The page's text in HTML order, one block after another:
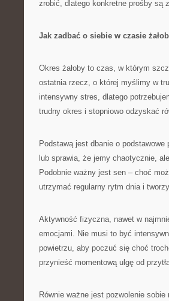
zrobić, dlatego konkretne prośby są
Jak zadbać o siebie w czasie
Okres żałoby to czas, w którym
ostatnia rzecz, o której myślimy w
intensywny stres, dlatego
trudny okres i stopniowo odzyskać
Podstawą jest dbanie o
lub sprawia, że jemy chaotycznie,
Podobnie ważny jest sen – choć
utrzymać regularny rytm dnia i
Aktywność fizyczna, nawet w
emocjami. Nie musi to być
powietrzu, aby poczuć się choć
przynieść momentową ulgę od
Równie ważne jest pozwolenie